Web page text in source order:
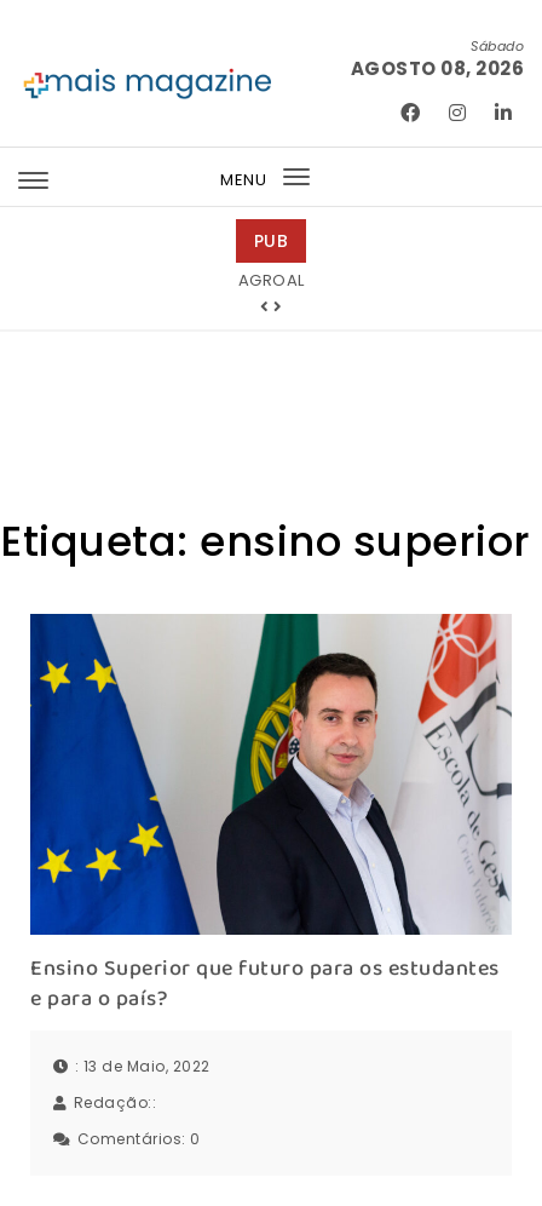
Sábado
AGOSTO 08, 2026
MENU
Toggle
PUB
Tintas 2000
Etiqueta: ensino superior
Ensino Superior que futuro para os estudantes
e para o país?
: 13 de Maio, 2022
Redação::
Comentários: 0